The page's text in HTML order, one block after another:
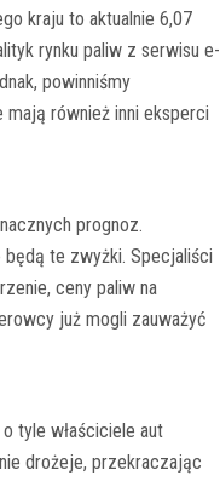
kraju to aktualnie 6,07
rynku paliw z serwisu e-
powinniśmy
również inni eksperci
prognoz.
będą te zwyżki. Specjaliści
ceny paliw na
już mogli zauważyć
tyle właściciele aut
drożeje, przekraczając